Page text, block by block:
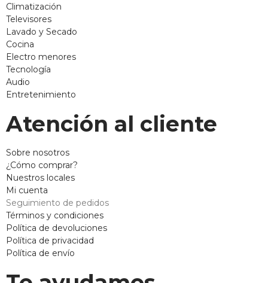
Climatización
Televisores
Lavado y Secado
Cocina
Electro menores
Tecnología
Audio
Entretenimiento
Atención al cliente
Sobre nosotros
¿Cómo comprar?
Nuestros locales
Mi cuenta
Seguimiento de pedidos
Términos y condiciones
Política de devoluciones
Política de privacidad
Política de envío